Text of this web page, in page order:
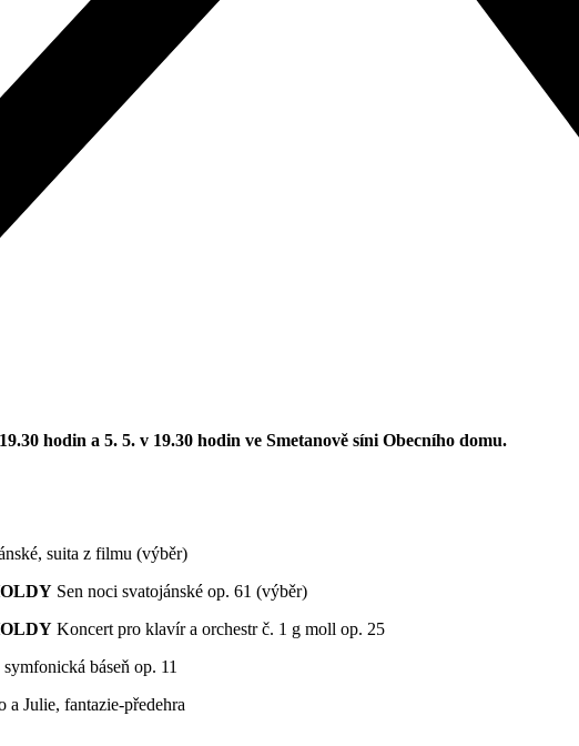
hodin a 5. 5. v 19.30 hodin ve Smetanově síni Obecního domu.
suita z filmu (výběr)
Sen noci svatojánské op. 61 (výběr)
Koncert pro klavír a orchestr č. 1 g moll op. 25
báseň op. 11
a Julie, fantazie-předehra